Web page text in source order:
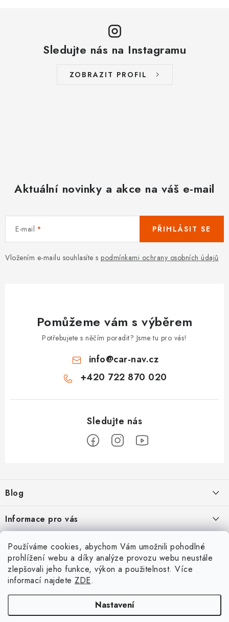
Používáme cookies, abychom Vám umožnili pohodlné
prohlížení webu a díky analýze provozu webu neustále
zlepšovali jeho funkce, výkon a použitelnost. Více
informací najdete ZDE.
Nastavení
Sledujte nás na Instagramu
ZOBRAZIT PROFIL
Aktuální novinky a akce na váš e-mail
E-mail
Vložením e-mailu souhlasíte s podmínkami ochrany osobních údajů
PŘIHLÁSIT SE
Pomůžeme vám s výběrem
Potřebujete s něčím poradit? Jsme tu pro vás!
info@car-nav.cz
+420 722 870 020
p
a
t
Blog
Škoad Karoq - Škoda Amundsen MIB3 aktualizace map a kódování
VW Passat 3G (B8) FL - bezdrátový App-Connect VW Discover
Media MIB3
Informace pro vás
Podmínky ochrany osobních údajů
Obchodní podmínky
Moje objednávka
Kontakty
Facebook
Přihlášení